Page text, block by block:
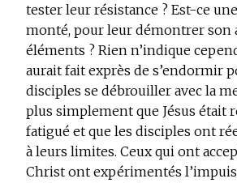
tester leur résistance ? Est-ce
monté, pour leur démontrer son
éléments ? Rien n’indique
aurait fait exprès de s’endormir
disciples se débrouiller avec la
plus simplement que Jésus était
fatigué et que les disciples ont
à leurs limites. Ceux qui ont
Christ ont expérimentés